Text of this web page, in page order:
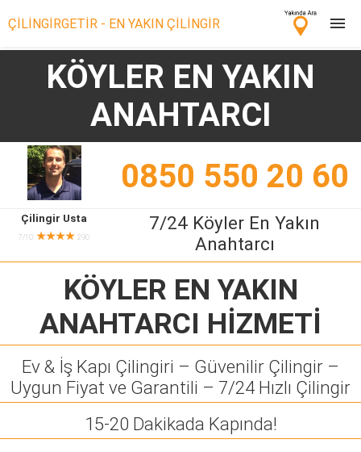
ÇİLİNGİRGETİR - EN YAKIN ÇİLİNGİR
Çilingir Ara
Çilingir misin? Bize Katıl!
KÖYLER EN YAKIN
ANAHTARCI
0850 550 20 60
Çilingir Usta
7/10 ★★★★290
7/24 Köyler En Yakın
Anahtarcı
KÖYLER EN YAKIN
ANAHTARCI HİZMETİ
Ev & İş Kapı Çilingiri – Güvenilir Çilingir –
Uygun Fiyat ve Garantili – 7/24 Hızlı Çilingir
15-20 Dakikada Kapında!